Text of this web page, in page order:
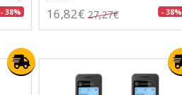
- 38% 16,82€ 27,27€ - 38%